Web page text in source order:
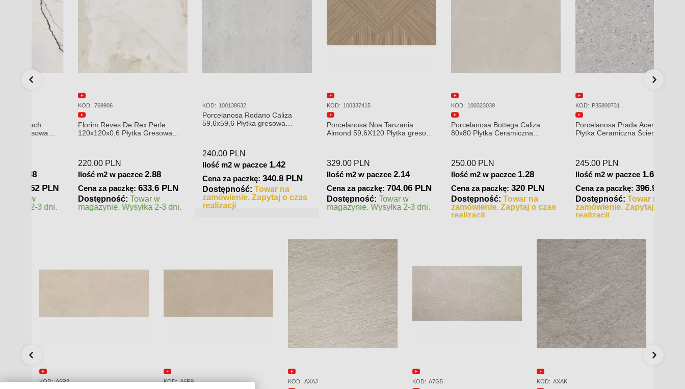
100337415
Porcelanosa Noa Tanzania
Almond 59,6X120 Płytka gresowa
PLN
Ilość m2 w paczce 2.14
Cena za paczkę:704.06 PLN
Dostępność: Towar w
magazynie. Wysyłka 2-3 dni.
100323039
Porcelanosa Bottega Caliza
80x80 Płytka Ceramiczna
PLN
Ilość m2 w paczce
Cena za paczkę:320 PLN
Dostępność: Towar na
zamówienie. Zapytaj o czas
P35800731
Porcelanosa Prada Acero 45x120
Płytka Ceramiczna Ścienna
PLN
Ilość m2 w paczce 1.62
Cena za paczkę:396.9 PLN
Dostępność: Towar na
zamówienie. Zapytaj o czas
100309223
Porcelanosa Karachi Grey
120x120x8,5mm płytka gresowa
PLN
Ilość m2 w paczce 1.44
Cena za paczkę:545.76 PLN
Dostępność: Towar w
magazynie. Wysyłka 2-3 dni.
Rex I Classici di Rex Statuario
Soft 60x120x0,6 Płytka gresowa
Ilość m2 w paczce 1.44
Cena za paczkę:344.16 PLN
Dostępność: Towar na
zamówienie. Zapytaj o czas
realizacji
KOD: A6R9 KOD: AXAJ KOD: A7G5 KOD: AXAK KOD: A6QU